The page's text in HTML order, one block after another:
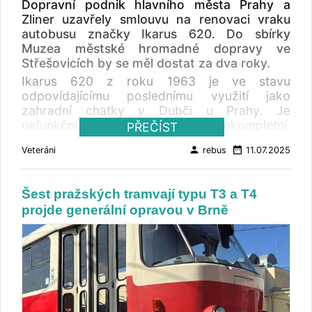
Dopravní podnik hlavního města Prahy a
Zliner uzavřely smlouvu na renovaci vraku
autobusu značky Ikarus 620. Do sbírky
Muzea městské hromadné dopravy ve
Střešovicích by se měl dostat za dva roky.
Ikarus 620 z roku 1963 je ve stavu
odpovídajícímu poslednímu využití jako
zahradní chatky v Dubči u Prahy. Je
nefunkční, zkorodovaný a nekompletní.
Karosérie ale není podle dopravního podniku v
nejhorším stavu. Chybí oboje dveře pro
cestující, přední maska, motor, sedadla, a další
vybavení. Jako částečný zdroj dílů k renovaci
je určen vrak linkového autobusu Ikarus 630
stejného roku výroby. Autobus by měl být
uveden do původního stavu, pouze s
drobnými provozními úpravami. Náhradní
nedostupné díly a součástky nemají působit
rušivě a musí se přibližovat originálnímu
provedení. Má být plně funkční a odpovídat
požadavkům pro přihlášení do registru
PŘEČÍST
Veteráni person rebus date_range 11.07.2025
Šest pražských tramvají typu T3 a T4
projde generální opravou v Brně